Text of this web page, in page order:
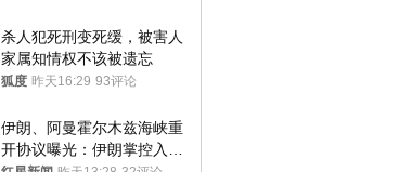
杀人犯死刑变死缓，被害人
家属知情权不该被遗忘
狐度 昨天16:29 93评论
伊朗、阿曼霍尔木兹海峡重
开协议曝光：伊朗掌控入湾